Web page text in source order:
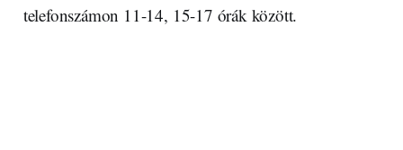
telefonszámon 11-14, 15-17 órák között.